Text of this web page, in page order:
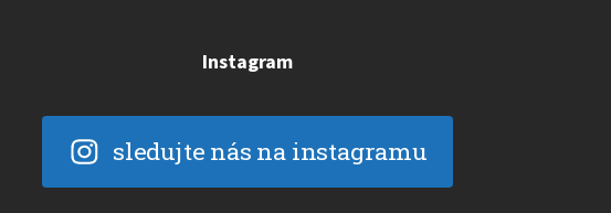
Instagram
sledujte nás na instagramu